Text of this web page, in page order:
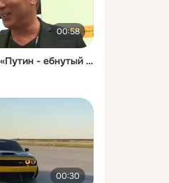
00:58
Борис Немцов_ «Путин - ебнутый !» _)
00:30